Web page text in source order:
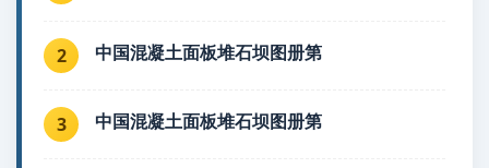
2 中国混凝土面板堆石坝图册第
3 中国混凝土面板堆石坝图册第